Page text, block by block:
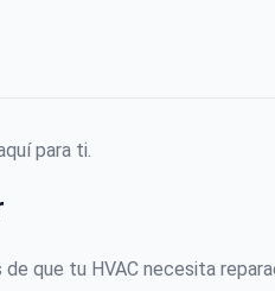
para ti.
de que tu HVAC necesita